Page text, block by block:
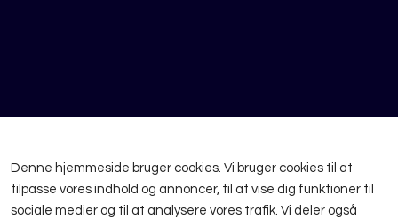
Denne hjemmeside bruger cookies. Vi bruger cookies til at
tilpasse vores indhold og annoncer, til at vise dig funktioner til
sociale medier og til at analysere vores trafik. Vi deler også